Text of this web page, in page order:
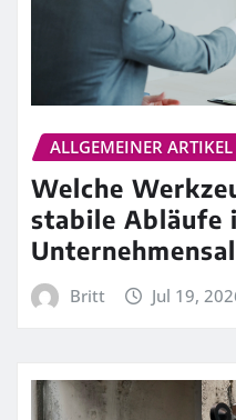
ALLGEMEINER ARTIKEL
Welche
stabile Abläufe
Britt Jul 19,